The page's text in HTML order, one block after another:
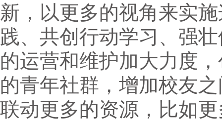
新，以更多的视角来实
践、共创行动学习、强
的运营和维护加大力度
的青年社群，增加校友
联动更多的资源，比如